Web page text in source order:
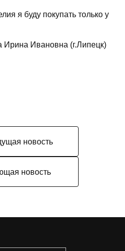
я буду покупать только у
Ивановна (г.Липецк)
новость
новость